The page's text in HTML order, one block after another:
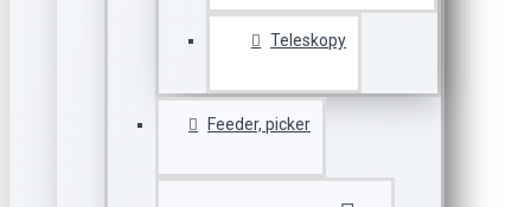
Teleskopy
Feeder, picker